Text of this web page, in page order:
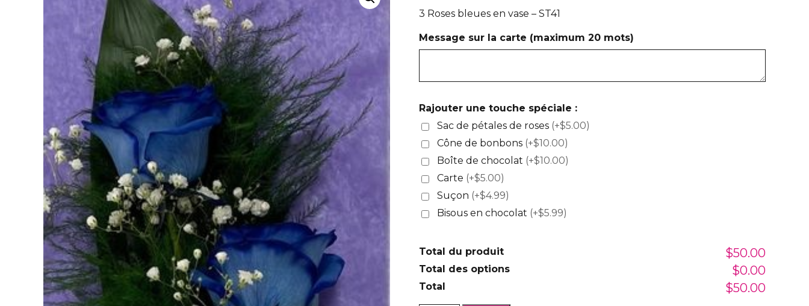
3 Roses bleues en vase – ST41
Message sur la carte (maximum 20 mots)
Rajouter une touche spéciale :
Sac de pétales de roses (+$5.00)
Cône de bonbons (+$10.00)
Boîte de chocolat (+$10.00)
Carte (+$5.00)
Suçon (+$4.99)
Bisous en chocolat (+$5.99)
Total du produit $50.00
Total des options $0.00
Total $50.00